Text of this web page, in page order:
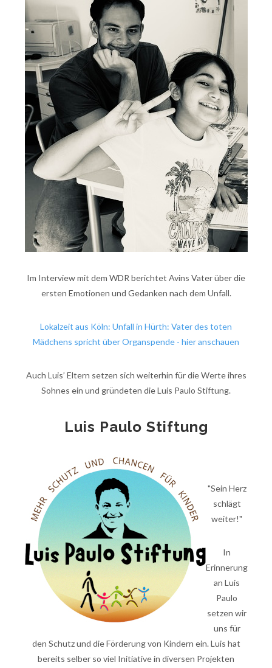
Im Interview mit dem WDR berichtet Avins Vater über die
ersten Emotionen und Gedanken nach dem Unfall.
Lokalzeit aus Köln: Unfall in Hürth: Vater des toten
Mädchens spricht über Organspende - hier anschauen
Auch Luis’ Eltern setzen sich weiterhin für die Werte ihres
Sohnes ein und gründeten die Luis Paulo Stiftung.
Luis Paulo Stiftung
"Sein Herz
schlägt
weiter!"
In
Erinnerung
an Luis
Paulo
setzen wir
uns für
den Schutz und die Förderung von Kindern ein. Luis hat
bereits selber so viel Initiative in diversen Projekten